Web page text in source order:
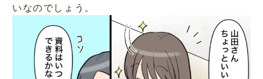
いなのでしょう。